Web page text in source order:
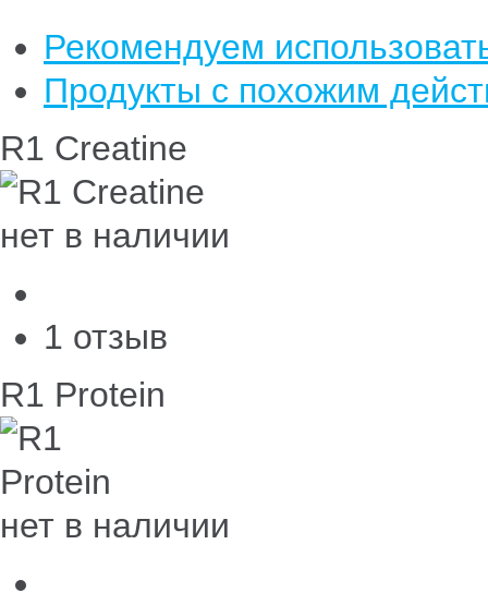
Рекомендуем
Продукты с похожим
R1 Creatine
нет в наличии
1 отзыв
R1 Protein
нет в наличии